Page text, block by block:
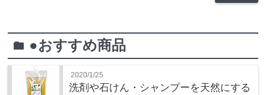
folder ●おすすめ商品
2020/1/25
洗剤や石けん・シャンプーを天然にする